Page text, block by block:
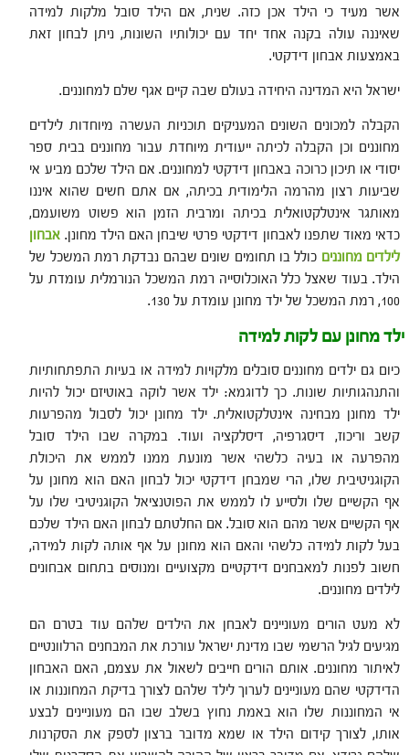
אשר מעיד כי הילד אכן כזה. שנית, אם הילד סובל מלקות למידה
שאיננה עולה בקנה אחד יחד עם יכולותיו השונות, ניתן לבחון זאת
באמצעות אבחון דידקטי.
ישראל היא המדינה היחידה בעולם שבה קיים אגף שלם למחוננים.
הקבלה למכונים השונים המעניקים תוכניות העשרה מיוחדות לילדים
מחוננים וכן הקבלה לכיתה ייעודית מיוחדת עבור מחוננים בבית ספר
יסודי או תיכון כרוכה באבחון דידקטי למחוננים. אם הילד שלכם מביע אי
שביעות רצון מהרמה הלימודית בכיתה, אם אתם חשים שהוא איננו
מאותגר אינטלקטואלית בכיתה ומרבית הזמן הוא פשוט משועמם,
כדאי מאוד שתפנו לאבחון דידקטי פרטי שיבחן האם הילד מחונן. אבחון
לילדים מחוננים כולל בו תחומים שונים שבהם נבדקת רמת המשכל של
הילד. בעוד שאצל כלל האוכלוסייה רמת המשכל הנורמלית עומדת על
100, רמת המשכל של ילד מחונן עומדת על 130.
ילד מחונן עם לקות למידה
כיום גם ילדים מחוננים סובלים מלקויות למידה או בעיות התפתחותיות
והתנהגותיות שונות. כך לדוגמא: ילד אשר לוקה באוטיזם יכול להיות
ילד מחונן מבחינה אינטלקטואלית. ילד מחונן יכול לסבול מהפרעות
קשב וריכוז, דיסגרפיה, דיסלקציה ועוד. במקרה שבו הילד סובל
מהפרעה או בעיה כלשהי אשר מונעת ממנו לממש את היכולת
הקוגניטיבית שלו, הרי שמבחן דידקטי יכול לבחון האם הוא מחונן על
אף הקשיים שלו ולסייע לו לממש את הפוטנציאל הקוגניטיבי שלו על
אף הקשיים אשר מהם הוא סובל. אם החלטתם לבחון האם הילד שלכם
בעל לקות למידה כלשהי והאם הוא מחונן על אף אותה לקות למידה,
חשוב לפנות למאבחנים דידקטיים מקצועיים ומנוסים בתחום אבחונים
לילדים מחוננים.
לא מעט הורים מעוניינים לאבחן את הילדים שלהם עוד בטרם הם
מגיעים לגיל הרשמי שבו מדינת ישראל עורכת את המבחנים הרלוונטיים
לאיתור מחוננים. אותם הורים חייבים לשאול את עצמם, האם האבחון
הדידקטי שהם מעוניינים לערוך לילד שלהם לצורך בדיקת המחוננות או
אי המחוננות שלו הוא באמת נחוץ בשלב שבו הם מעוניינים לבצע
אותו, לצורך קידום הילד או שמא מדובר ברצון לספק את הסקרנות